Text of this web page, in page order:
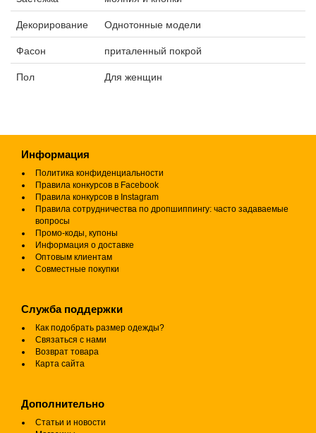
Декорирование
Однотонные модели
Фасон
приталенный покрой
Пол
Для женщин
Информация
Политика конфиденциальности
Правила конкурсов в Facebook
Правила конкурсов в Instagram
Правила сотрудничества по дропшиппингу: часто задаваемые
вопросы
Промо-коды, купоны
Информация о доставке
Оптовым клиентам
Совместные покупки
Служба поддержки
Как подобрать размер одежды?
Связаться с нами
Возврат товара
Карта сайта
Дополнительно
Статьи и новости